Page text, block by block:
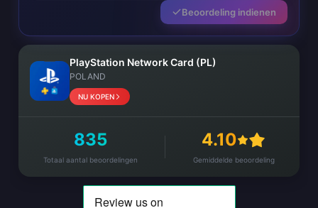
Beoordeling indienen
PlayStation Network Card (PL)
POLAND
NU KOPEN
835
Totaal aantal beoordelingen
4.10
Gemiddelde beoordeling